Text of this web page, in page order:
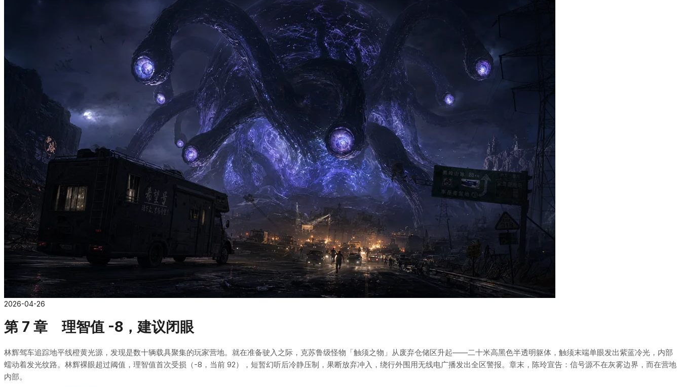
2026-04-26
第 7 章 理智值 -8，建议闭眼
林辉驾车追踪地平线橙黄光源，发现是数十辆载具聚集的玩家营地。就在准备驶入之际，克苏鲁级怪物「触须之物」从废弃仓储区升起——二十米高黑色半透明躯体，触须末端单眼发出紫蓝冷光，内部
蠕动着发光纹路。林辉裸眼超过阈值，理智值首次受损（-8，当前 92），短暂幻听后冷静压制，果断放弃冲入，绕行外围用无线电广播发出全区警报。章末，陈玲宣告：信号源不在灰雾边界，而在营地
内部。